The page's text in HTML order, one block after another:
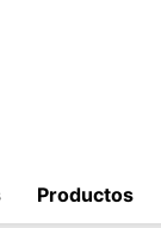
Productos